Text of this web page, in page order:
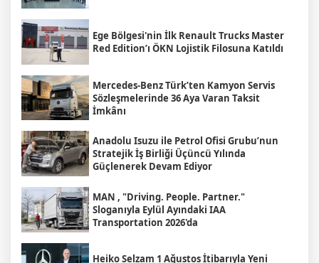
Ege Bölgesi'nin İlk Renault Trucks Master
Red Edition’ı ÖKN Lojistik Filosuna Katıldı
Mercedes-Benz Türk’ten Kamyon Servis
Sözleşmelerinde 36 Aya Varan Taksit
İmkânı
Anadolu Isuzu ile Petrol Ofisi Grubu’nun
Stratejik İş Birliği Üçüncü Yılında
Güçlenerek Devam Ediyor
MAN , "Driving. People. Partner."
Sloganıyla Eylül Ayındaki IAA
Transportation 2026'da
Heiko Selzam 1 Ağustos İtibarıyla Yeni